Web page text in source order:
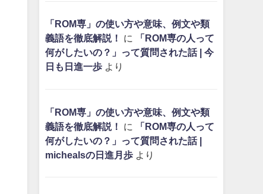
「ROM専」の使い方や意味、例文や類
義語を徹底解説！
に
「ROM専の人って
何がしたいの？」って質問された話 | 今
日も日進一歩より
「ROM専」の使い方や意味、例文や類
義語を徹底解説！
に
「ROM専の人って
何がしたいの？」って質問された話 |
michealsの日進月歩より